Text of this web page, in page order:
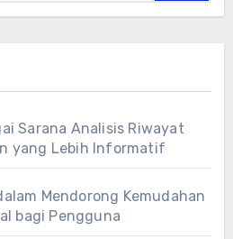
Sarana Analisis Riwayat
yang Lebih Informatif
Mendorong Kemudahan
bagi Pengguna